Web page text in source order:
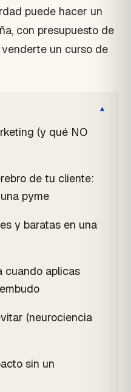
puede hacer un
con presupuesto de
un curso de
▾
(y qué NO
de tu cliente:
pyme
y baratas en una
cuando aplicas
(neurociencia
sin un